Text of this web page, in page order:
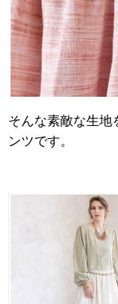
そんな素敵な生地
ンツです。